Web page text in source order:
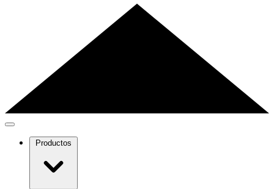
Productos